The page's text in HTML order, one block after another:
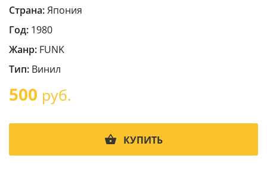
Страна:Япония
Год: 1980
Жанр: FUNK
Тип: Винил
500 руб.
КУПИТЬ